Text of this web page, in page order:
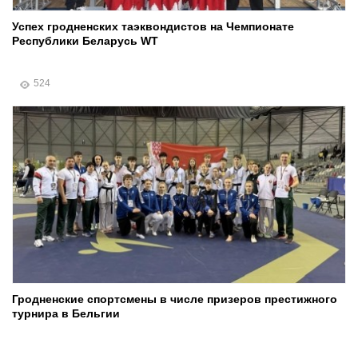
Успех гродненских таэквондистов на Чемпионате
Республики Беларусь WT
524
Гродненские спортсмены в числе призеров престижного
турнира в Бельгии